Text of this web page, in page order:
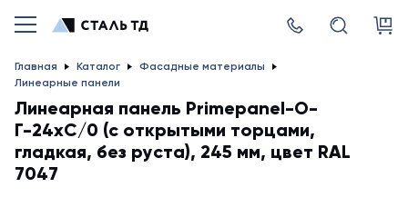
Главная Каталог
Фасадные материалы
Линеарные панели
Линеарная панель Primepanel-О-
Г-24хС/0 (с открытыми торцами,
гладкая, без руста), 245 мм, цвет RAL
7047